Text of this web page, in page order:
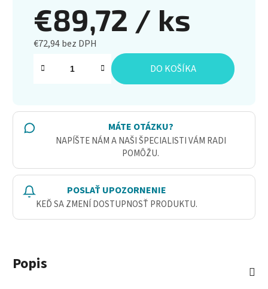
€89,72 / ks
€72,94 bez DPH
Jednotková cena:
DO KOŠÍKA
MÁTE OTÁZKU?
NAPÍŠTE NÁM A NAŠI ŠPECIALISTI VÁM RADI
POMÔŽU.
POSLAŤ UPOZORNENIE
KEĎ SA ZMENÍ DOSTUPNOSŤ PRODUKTU.
Popis